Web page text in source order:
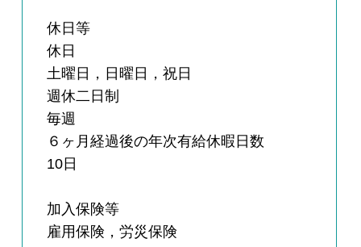
休日等
休日
土曜日，日曜日，祝日
週休二日制
毎週
６ヶ月経過後の年次有給休暇日数
10日
加入保険等
雇用保険，労災保険